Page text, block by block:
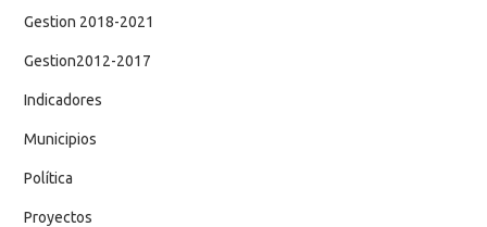
Gestion 2018-2021
Gestion2012-2017
Indicadores
Municipios
Política
Proyectos